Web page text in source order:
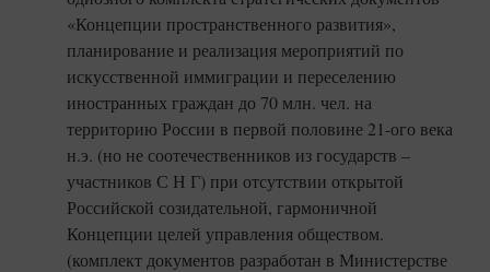
«Концепции пространственного развития»,
планирование и реализация мероприятий по
искусственной иммиграции и переселению
иностранных граждан до 70 млн. чел. на
территорию России в первой половине 21-ого века
н.э. (но не соотечественников из государств –
участников С Н Г) при отсутствии открытой
Российской созидательной, гармоничной
Концепции целей управления обществом.
(комплект документов разработан в Министерстве